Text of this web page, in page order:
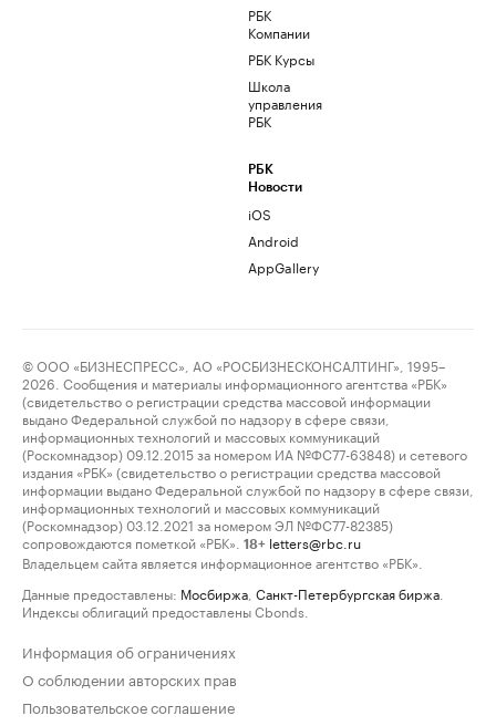
РБК
Компании
РБК Курсы
Школа
управления
РБК
РБК
Новости
iOS
Android
AppGallery
© ООО «БИЗНЕСПРЕСС», АО «РОСБИЗНЕСКОНСАЛТИНГ», 1995–
2026. Сообщения и материалы информационного агентства «РБК»
(свидетельство о регистрации средства массовой информации
выдано Федеральной службой по надзору в сфере связи,
информационных технологий и массовых коммуникаций
(Роскомнадзор) 09.12.2015 за номером ИА №ФС77-63848) и сетевого
издания «РБК» (свидетельство о регистрации средства массовой
информации выдано Федеральной службой по надзору в сфере связи,
информационных технологий и массовых коммуникаций
(Роскомнадзор) 03.12.2021 за номером ЭЛ №ФС77-82385)
сопровождаются пометкой «РБК».
18+ letters@rbc.ru
Владельцем сайта является информационное агентство «РБК».
Данные предоставлены: Мосбиржа Санкт-Петербургская биржа
Индексы облигаций предоставлены Cbonds.
Информация об ограничениях
О соблюдении авторских прав
Пользовательское соглашение